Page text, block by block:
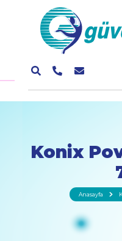
Konix
Anasayfa